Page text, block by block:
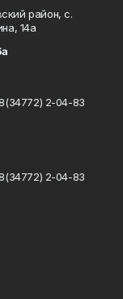
район, с.
14а
2-04-83
2-04-83